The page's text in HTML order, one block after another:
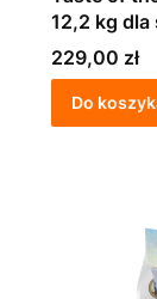
12,2 kg
dorosłych
Cena
229,00 zł
Do